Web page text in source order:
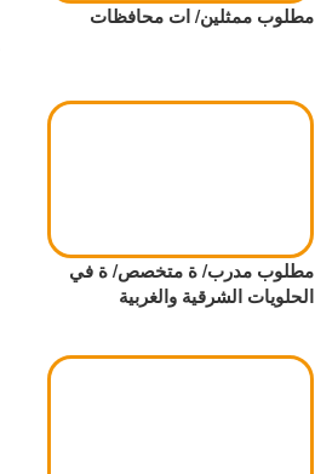
مطلوب ممثلين/ ات محافظات
مطلوب مدرب/ ة متخصص/ ة في
الحلويات الشرقية والغربية